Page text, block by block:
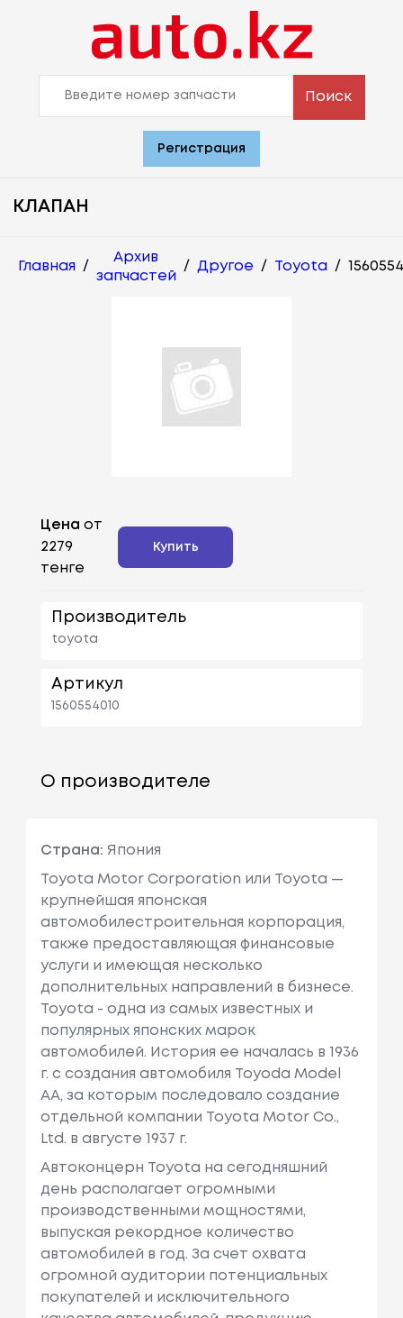
Поиск
Регистрация
КЛАПАН
Главная /
Архив
запчастей
/ Другое / Toyota /
Цена от
2279
тенге
Купить
Производитель
toyota
Артикул
1560554010
О производителе
Страна: Япония
Toyota Motor Corporation или Toyota —
крупнейшая японская
автомобилестроительная корпорация,
также предоставляющая финансовые
услуги и имеющая несколько
дополнительных направлений в бизнесе.
Toyota - одна из самых известных и
популярных японских марок
автомобилей. История ее началась в 1936
г. с создания автомобиля Toyoda Model
AA, за которым последовало создание
отдельной компании Toyota Motor Co.,
Ltd. в августе 1937 г.
Автоконцерн Toyota на сегодняшний
день располагает огромными
производственными мощностями,
выпуская рекордное количество
автомобилей в год. За счет охвата
огромной аудитории потенциальных
покупателей и исключительного